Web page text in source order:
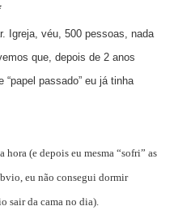
Igreja, véu, 500 pessoas, nada
que, depois de 2 anos
passado” eu já tinha
(e depois eu mesma “sofri” as
eu não consegui dormir
sair da cama no dia).